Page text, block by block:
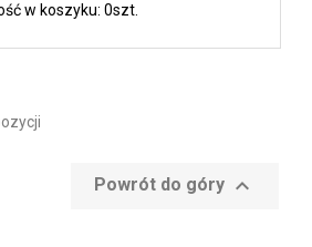
w koszyku: 0szt.
Powrót do góry 